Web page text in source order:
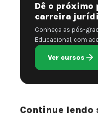
Dê o próximo
carreira
Conheça as pós-
Educacional, com
Ver cursos
Continue lendo